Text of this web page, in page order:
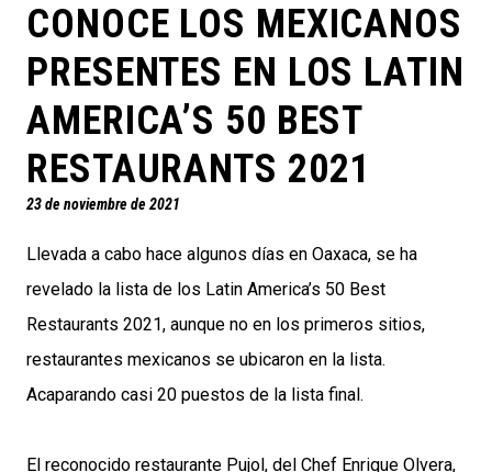
CONOCE LOS MEXICANOS
PRESENTES EN LOS LATIN
AMERICA’S 50 BEST
RESTAURANTS 2021
23 de noviembre de 2021
Llevada a cabo hace algunos días en Oaxaca, se ha
revelado la lista de los Latin America’s 50 Best
Restaurants 2021, aunque no en los primeros sitios,
restaurantes mexicanos se ubicaron en la lista.
Acaparando casi 20 puestos de la lista final.
El reconocido restaurante Pujol, del Chef Enrique Olvera,